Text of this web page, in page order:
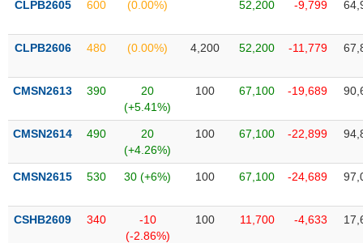
CLPB2605 600 (0.00%) 52,200 -9,799
CLPB2606 480 (0.00%) 4,200 52,200 -11,779
CMSN2613 390
20
(+5.41%)
100 67,100 -19,689
CMSN2614 490
20
(+4.26%)
100 67,100 -22,899
CMSN2615 530 30 (+6%) 100 67,100 -24,689
CSHB2609 340
-10
(-2.86%)
100 11,700 -4,633
(-)
Tất cả Người nội bộ Người liên quan Cổ đông lớn
Tin
tức
của
giả
(-)